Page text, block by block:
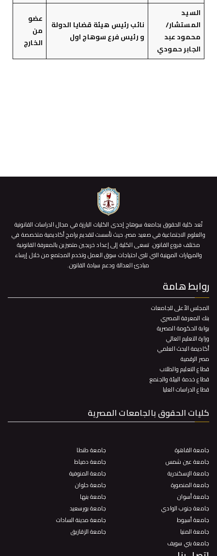
السيد
المستشار/
محمود عبد
الجابر حمودي
نائب رئيس هيئة قضايا الدولة
و رئيس فرع سوهاج اول
عضو
من
الخارج
تُعد كلية الحقوق بجامعة سوهاج إحدى الكليات البارزة في مجال الدراسات القانونية
والعلوم الاجتماعية في صعيد مصر، حيث تأسست لتقديم برامج أكاديمية متخصصة في
مختلف فروع القانون. تسعى الكلية إلى إعداد خريجين متميزين بالمعرفة القانونية
والمهارات المهنية التي تلبي احتياجات سوق العمل وتخدم المجتمع من خلال إرساء
مبادئ العدالة ودعم سيادة القانون.
روابط هامة
المجلس الأعلى للجامعات
بنك المعرفة المصري
بوابة الحكومة المصرية
وزارة التعليم العالي
أكاديمة البحث العلمي
مصر الرقمية
قطاع التعليم والطلاب
قطاع خدمة البيئة والجنمع
قطاع الدراسات العليا
كليات الحقوق بالجامعات المصرية
جامعة القاهرة
جامعة عين شمس
جامعة الإسكندرية
جامعة المنصورة
جامعة أسوان
جامعة جنوب الوادي
جامعة أسيوط
جامعة المنيا
جامعة بني سويف
جامعة طنطا
جامعة دمياط
جامعة المنوفية
جامعة حلوان
جامعة بنها
جامعة بورسعيد
جامعة مدينة السادات
جامعة الزقازيق